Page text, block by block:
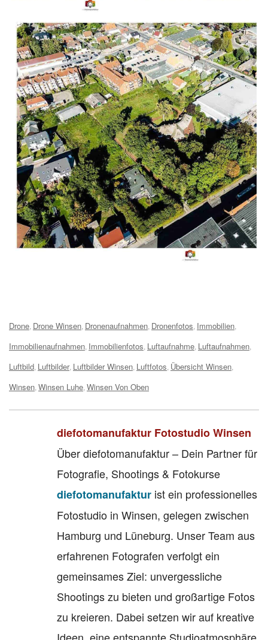
Tags:
Drone, Drone Winsen, Dronenaufnahmen, Dronenfotos, Immobilien,
Immobilienaufnahmen, Immobilienfotos, Luftaufnahme, Luftaufnahmen,
Luftbild, Luftbilder, Luftbilder Winsen, Luftfotos, Übersicht Winsen,
Winsen,Winsen Luhe,Winsen Von Oben
diefotomanufaktur Fotostudio Winsen
Über diefotomanufaktur – Dein Partner für
Fotografie, Shootings & Fotokurse
diefotomanufaktur ist ein professionelles
Fotostudio in Winsen, gelegen zwischen
Hamburg und Lüneburg. Unser Team aus
erfahrenen Fotografen verfolgt ein
gemeinsames Ziel: unvergessliche
Shootings zu bieten und großartige Fotos
zu kreieren. Dabei setzen wir auf kreative